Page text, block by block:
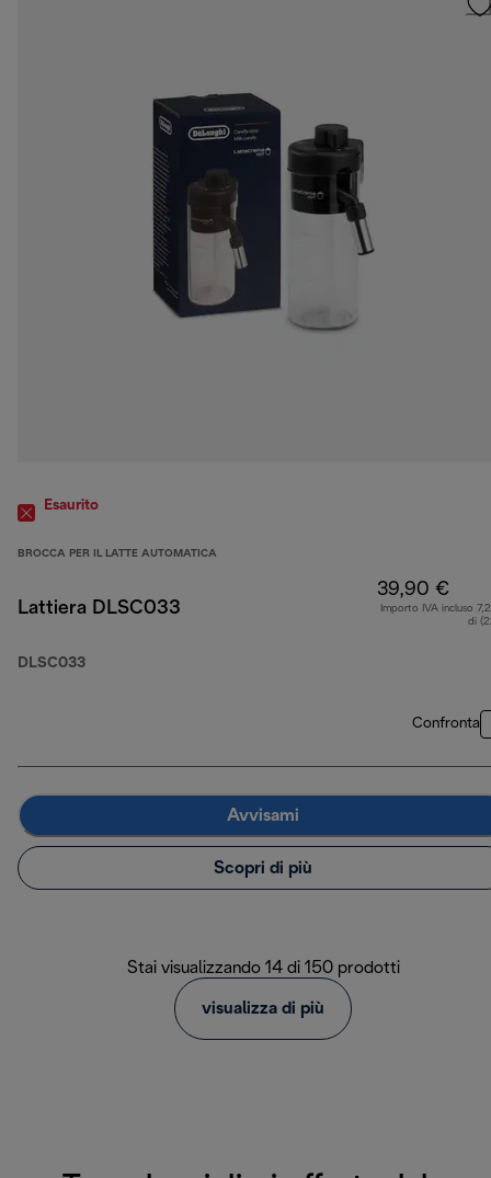
Esaurito
BROCCA PER IL LATTE AUTOMATICA
Lattiera DLSC033
DLSC033
39,90 €
Importo IVA incluso
di
Confronta
Avvisami
Scopri di più
Stai visualizzando 14 di 150 prodotti
visualizza di più